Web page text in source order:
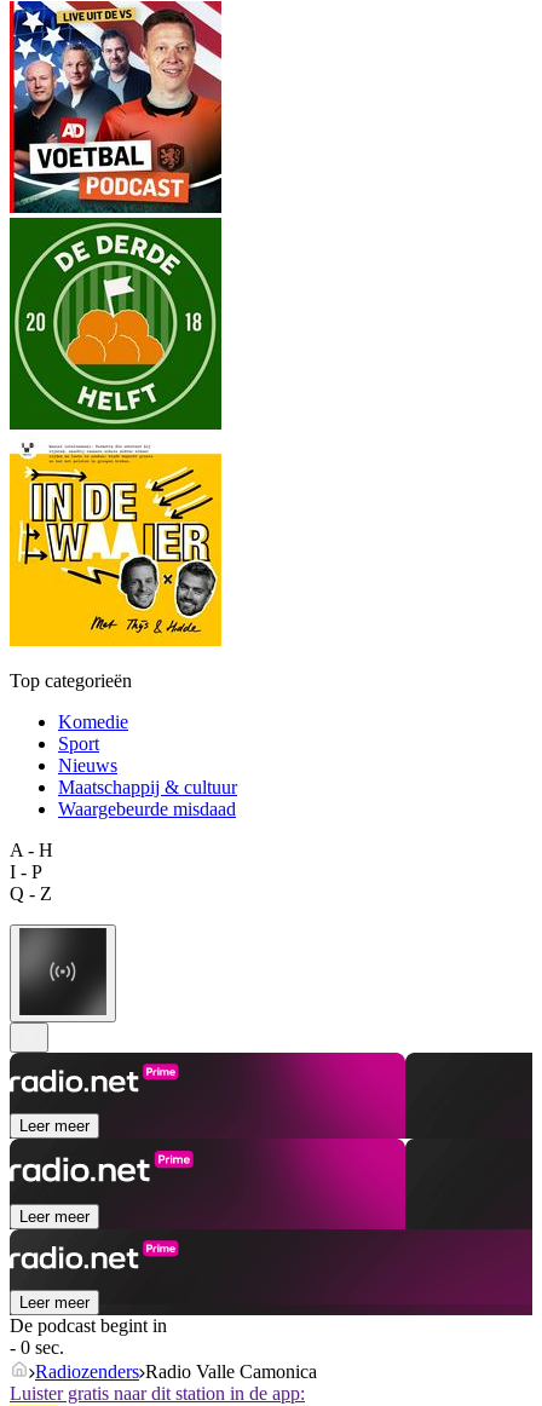
Top categorieën
Komedie
Sport
Nieuws
Maatschappij & cultuur
Waargebeurde misdaad
A - H
I - P
Q - Z
Leer meer
Leer meer
Leer meer
De podcast begint in
- 0 sec.
Radiozenders Radio Valle Camonica
Luister gratis naar dit station in de app: